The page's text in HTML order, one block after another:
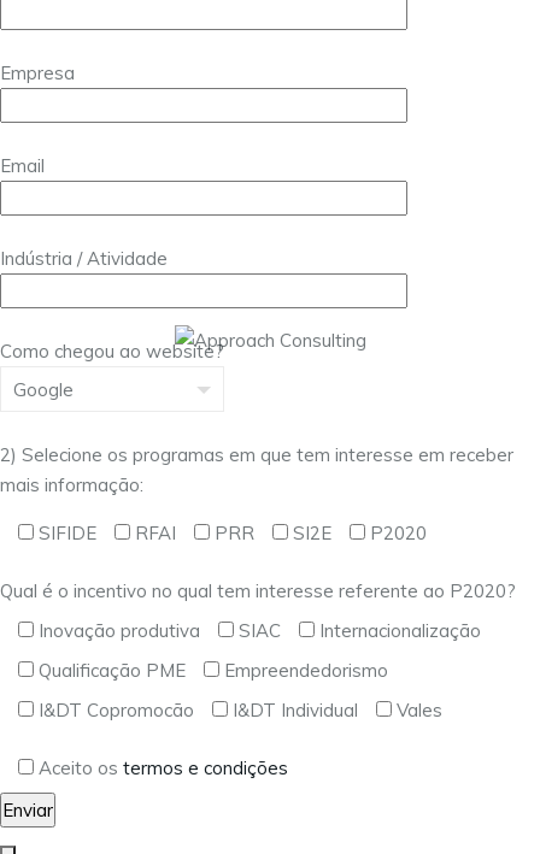
Empresa
Email
Indústria / Atividade
Como chegou ao website?
2) Selecione os programas em que tem interesse em receber
mais informação:
SIFIDE RFAI PRR SI2E P2020
Qual é o incentivo no qual tem interesse referente ao P2020?
Inovação produtiva
SIAC
Internacionalização
Qualificação PME
Empreendedorismo
I&DT Copromocão
I&DT Individual Vales
Aceito os termos e condições